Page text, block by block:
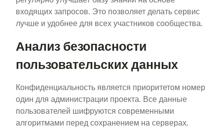
входящих запросов. Это позволяет делать сервис
лучше и удобнее для всех участников сообщества.
Анализ безопасности
пользовательских данных
Конфиденциальность является приоритетом номер
один для администрации проекта. Все данные
пользователей шифруются современными
алгоритмами перед сохранением на серверах.